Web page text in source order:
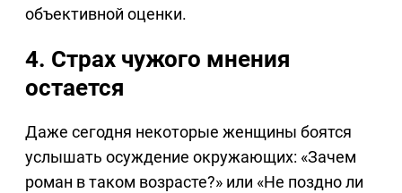
объективной оценки.
4. Страх чужого мнения
остается
Даже сегодня некоторые женщины боятся
услышать осуждение окружающих: «Зачем
роман в таком возрасте?» или «Не поздно ли